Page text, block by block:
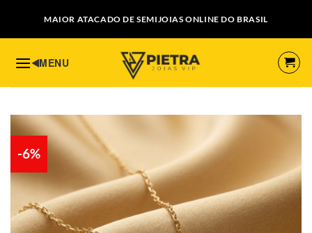
content
MAIOR ATACADO DE SEMIJOIAS ONLINE DO BRASIL
-6%